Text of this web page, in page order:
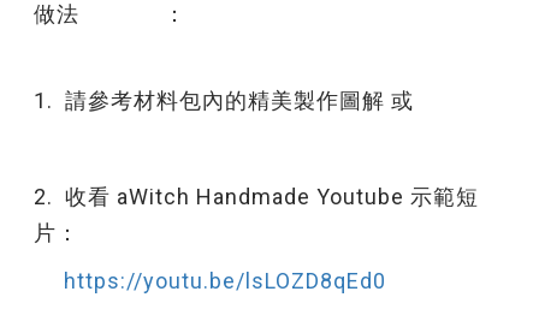
做法 ：
1. 請參考材料包內的精美製作圖解 或
2. 收看 aWitch Handmade Youtube 示範短
片：
https://youtu.be/lsLOZD8qEd0